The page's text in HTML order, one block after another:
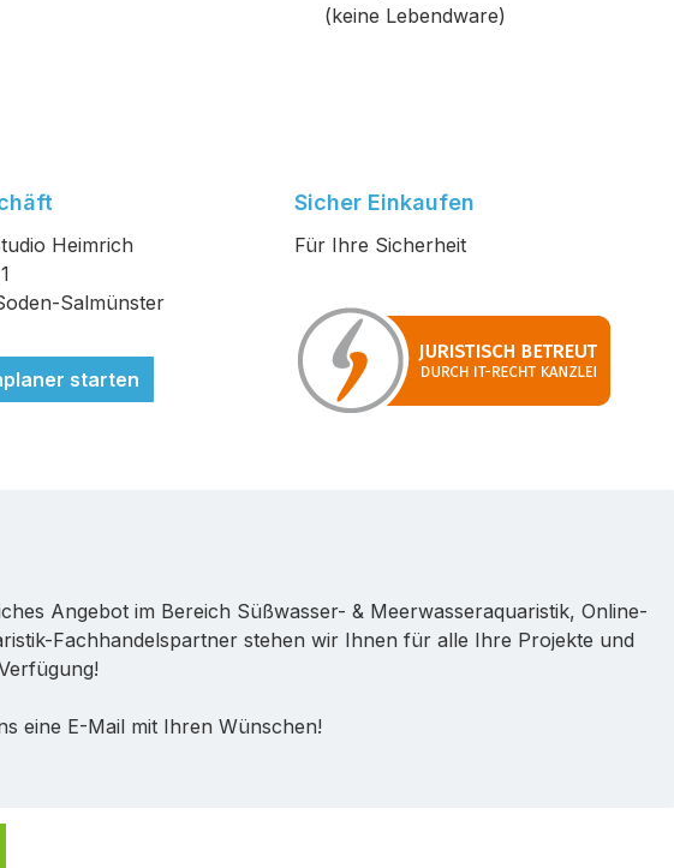
(keine Lebendware)
Heimrich
Salmünster
starten
Sicher Einkaufen
Für Ihre Sicherheit
Angebot im Bereich Süßwasser- & Meerwasseraquaristik, Online-
Fachhandelspartner stehen wir Ihnen für alle Ihre Projekte und
eine E-Mail mit Ihren Wünschen!